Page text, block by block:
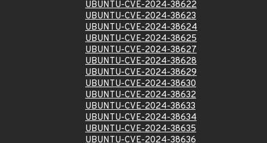
UBUNTU-CVE-2024-38622
UBUNTU-CVE-2024-38623
UBUNTU-CVE-2024-38624
UBUNTU-CVE-2024-38625
UBUNTU-CVE-2024-38627
UBUNTU-CVE-2024-38628
UBUNTU-CVE-2024-38629
UBUNTU-CVE-2024-38630
UBUNTU-CVE-2024-38632
UBUNTU-CVE-2024-38633
UBUNTU-CVE-2024-38634
UBUNTU-CVE-2024-38635
UBUNTU-CVE-2024-38636